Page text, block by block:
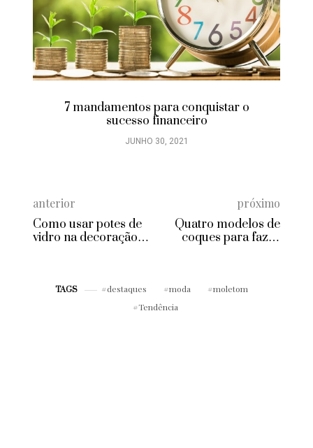
7 mandamentos para conquistar o
sucesso financeiro
JUNHO 30, 2021
anterior
Como usar potes de
vidro na decoração
próximo
Quatro modelos de
coques para fazer
TAGS destaques moda
moletom
Tendência